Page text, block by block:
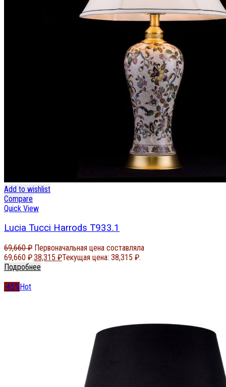
Add to wishlist
Compare
Quick View
Lucia Tucci Harrods T933.1
69,660₽ Первоначальная цена составляла
69,660 ₽.38,315 ₽Текущая цена: 38,315 ₽.
Подробнее
-45%Hot